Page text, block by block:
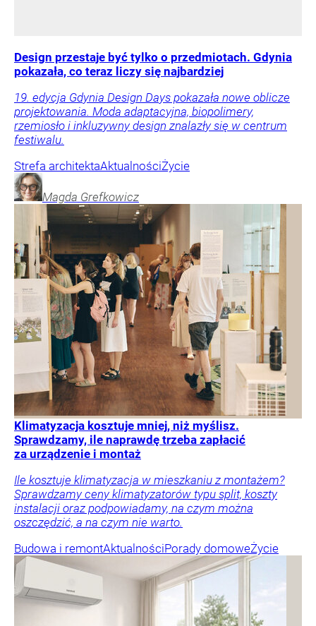
Design przestaje być tylko o przedmiotach. Gdynia
pokazała, co teraz liczy się najbardziej
19. edycja Gdynia Design Days pokazała nowe oblicze
projektowania. Moda adaptacyjna, biopolimery,
rzemiosło i inkluzywny design znalazły się w centrum
festiwalu.
Strefa architektaAktualnościŻycie
Magda Grefkowicz
Klimatyzacja kosztuje mniej, niż myślisz.
Sprawdzamy, ile naprawdę trzeba zapłacić
za urządzenie i montaż
Ile kosztuje klimatyzacja w mieszkaniu z montażem?
Sprawdzamy ceny klimatyzatorów typu split, koszty
instalacji oraz podpowiadamy, na czym można
oszczędzić, a na czym nie warto.
Budowa i remontAktualnościPorady domoweŻycie